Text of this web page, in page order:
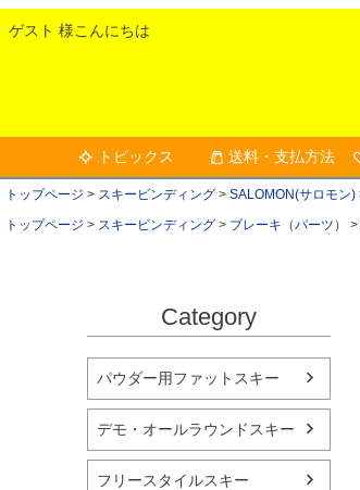
ゲスト 様こんにちは
トピックス 送料・支払方法
トップページ スキービンディング SALOMON(サロモン)
トップページ
スキービンディング ブレーキ（パーツ）
Category
パウダー用ファットスキー
デモ・オールラウンドスキー
フリースタイルスキー